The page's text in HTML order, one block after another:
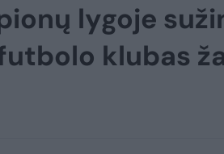
lygoje
klubas